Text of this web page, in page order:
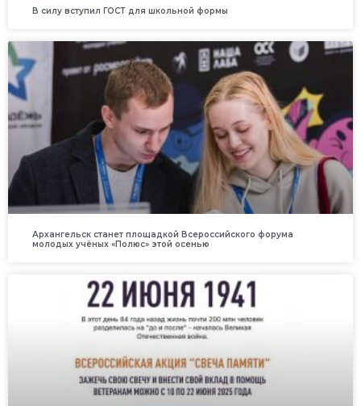
В силу вступил ГОСТ для школьной формы
Архангельск станет площадкой Всероссийского форума
молодых учёных «Полюс» этой осенью